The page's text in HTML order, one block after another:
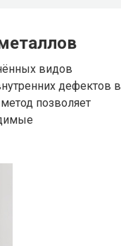
видов
дефектов в
позволяет